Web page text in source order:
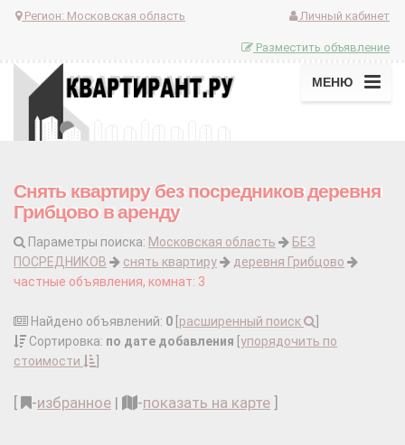
Регион: Московская область Личный кабинет
Разместить объявление
МЕНЮ
Снять квартиру без посредников деревня
Грибцово в аренду
Параметры поиска: Московская область
БЕЗ
ПОСРЕДНИКОВ
снять квартиру
деревня Грибцово
частные объявления, комнат: 3
Найдено объявлений: 0 расширенный поиск
Сортировка: по дате добавления упорядочить по
стоимости
-избранное | -показать на карте